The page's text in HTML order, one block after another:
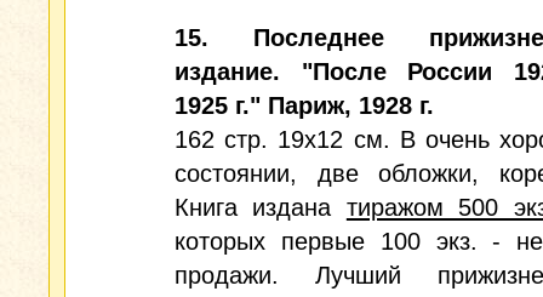
15. Последнее
издание. "После России
1925 г." Париж, 1928 г.
162 стр. 19х12 см. В очень
состоянии, две обложки,
Книга издана тиражом 500
которых первые 100 экз. -
продажи. Лучший